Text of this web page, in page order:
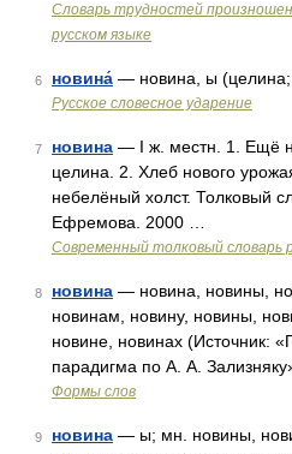
Словарь трудностей
русском языке
6 новина́ — новина, ы (целина;
Русское словесное ударение
7 новина — I ж. местн. 1. Ещё
целина. 2. Хлеб нового
небелёный холст. Толковый
Ефремова. 2000 …
Современный толковый словарь
8 новина — новина, новины,
новинам, новину, новины,
новине, новинах (Источник:
парадигма по А. А.
Формы слов
9 новина — ы; мн. новины,